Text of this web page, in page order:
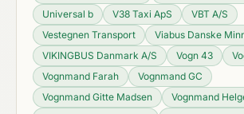
Universal b
V38 Taxi ApS
VBT A/S
Vestegnen Transport
Viabus Danske
VIKINGBUS Danmark A/S
Vogn 43
Vognmand Farah
Vognmand GC
Vognmand Gitte Madsen
Vognmand